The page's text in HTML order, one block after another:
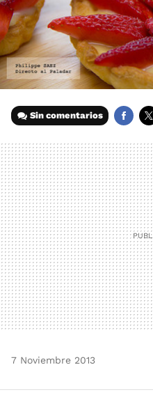
Sin comentarios
7 Noviembre 2013